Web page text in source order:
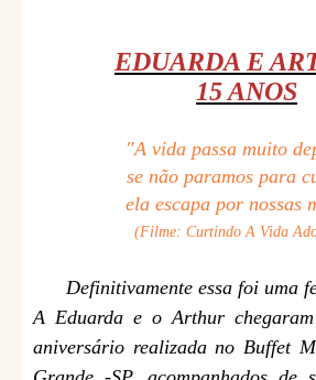
EDUARDA E
15 ANOS
"A vida passa muito
se não paramos para
ela escapa por nossas
(Filme: Curtindo A Vida
Definitivamente essa foi uma
A Eduarda e o Arthur
aniversário realizada no Buffet